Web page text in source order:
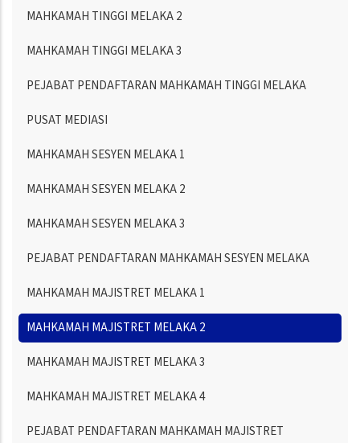
MAHKAMAH TINGGI MELAKA 2
MAHKAMAH TINGGI MELAKA 3
PEJABAT PENDAFTARAN MAHKAMAH TINGGI MELAKA
PUSAT MEDIASI
MAHKAMAH SESYEN MELAKA 1
MAHKAMAH SESYEN MELAKA 2
MAHKAMAH SESYEN MELAKA 3
PEJABAT PENDAFTARAN MAHKAMAH SESYEN MELAKA
MAHKAMAH MAJISTRET MELAKA 1
MAHKAMAH MAJISTRET MELAKA 2
MAHKAMAH MAJISTRET MELAKA 3
MAHKAMAH MAJISTRET MELAKA 4
PEJABAT PENDAFTARAN MAHKAMAH MAJISTRET